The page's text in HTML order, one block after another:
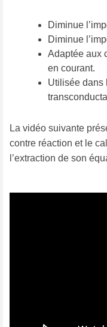
Diminue
Diminue
Adaptée aux
en courant.
Utilisée dans
La vidéo suivante
contre réaction et le
l’extraction de son